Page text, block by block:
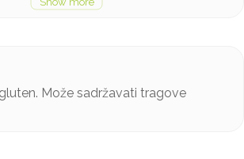
Može sadržavati tragove